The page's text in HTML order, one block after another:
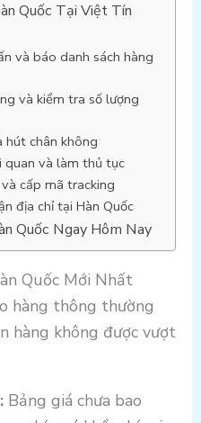
Quốc Tại Việt Tín
và báo danh sách hàng
và kiểm tra số lượng
chân không
quan và làm thủ tục
cấp mã tracking
địa chỉ tại Hàn Quốc
Quốc Ngay Hôm Nay
Quốc Mới Nhất
hàng thông thường
hàng không được vượt
Bảng giá chưa bao